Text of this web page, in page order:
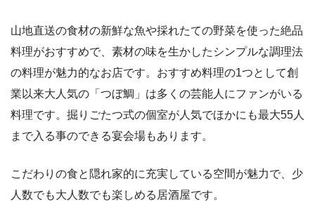
山地直送の食材の新鮮な魚や採れたての野菜を使った絶品
料理がおすすめで、素材の味を生かしたシンプルな調理法
の料理が魅力的なお店です。おすすめ料理の1つとして創
業以来大人気の「つぼ鯛」は多くの芸能人にファンがいる
料理です。掘りごたつ式の個室が人気でほかにも最大55人
まで入る事のできる宴会場もあります。
こだわりの食と隠れ家的に充実している空間が魅力で、少
人数でも大人数でも楽しめる居酒屋です。